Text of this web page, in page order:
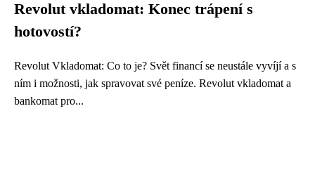
Revolut vkladomat: Konec trápení s
hotovostí?
Revolut Vkladomat: Co to je? Svět financí se neustále vyvíjí a s
ním i možnosti, jak spravovat své peníze. Revolut vkladomat a
bankomat pro...